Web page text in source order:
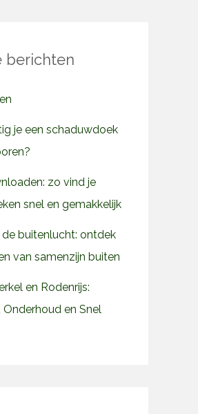
berichten
je een schaduwdoek
zo vind je
snel en gemakkelijk
buitenlucht: ontdek
van samenzijn buiten
en Rodenrijs:
Onderhoud en Snel